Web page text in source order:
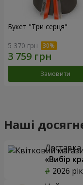
Букет "Три серця"
5 370 грн
Замовити
Наші
Доставка
«Вибір
2026 рік